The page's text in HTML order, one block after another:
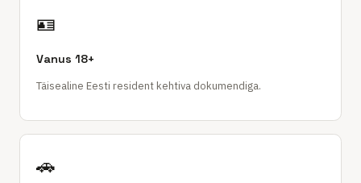
🪪
Vanus 18+
Täisealine Eesti resident kehtiva dokumendiga.
🚗